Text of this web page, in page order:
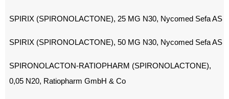
SPIRIX (SPIRONOLACTONE), 25 MG N30, Nycomed Sefa AS
SPIRIX (SPIRONOLACTONE), 50 MG N30, Nycomed Sefa AS
SPIRONOLACTON-RATIOPHARM (SPIRONOLACTONE),
0,05 N20, Ratiopharm GmbH & Co